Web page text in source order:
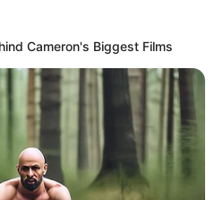
serve para fazer
exemplo. É feita em
que colabora para uma
material no momento do
Cameron's Biggest Films